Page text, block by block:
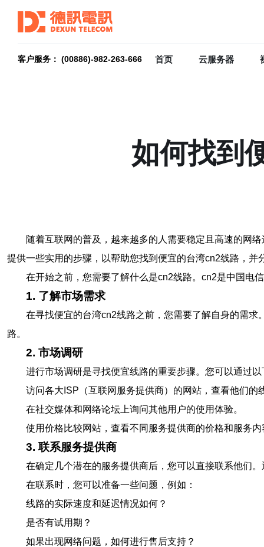
客户服务： (00886)-982-263-666 首页 云服务器
如何找到
随着互联网的普及，越来越多的人需要稳定且高速的网
提供一些实用的步骤，以帮助您找到便宜的台湾cn2线路，并
在开始之前，您需要了解什么是cn2线路。cn2是中国电
1. 了解市场需求
在寻找便宜的台湾cn2线路之前，您需要了解自身的需
路。
2. 市场调研
进行市场调研是寻找便宜线路的重要步骤。您可以通过
访问各大ISP（互联网服务提供商）的网站，查看他们的
在社交媒体和网络论坛上询问其他用户的使用体验。
使用价格比较网站，查看不同服务提供商的价格和服务内
3. 联系服务提供商
在确定几个潜在的服务提供商后，您可以直接联系他们
在联系时，您可以准备一些问题，例如：
线路的实际速度和延迟情况如何？
是否有试用期？
如果出现网络问题，如何进行售后支持？